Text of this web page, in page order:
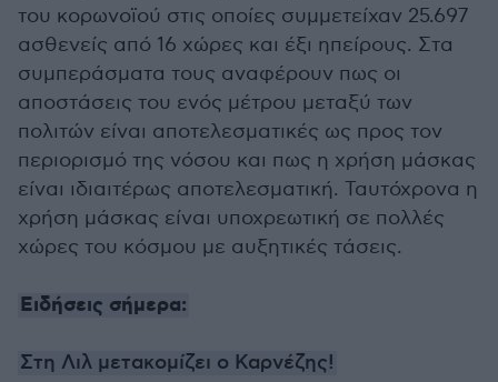
του κορωνοϊού στις οποίες συμμετείχαν 25.697
ασθενείς από 16 χώρες και έξι ηπείρους. Στα
συμπεράσματα τους αναφέρουν πως οι
αποστάσεις του ενός μέτρου μεταξύ των
πολιτών είναι αποτελεσματικές ως προς τον
περιορισμό της νόσου και πως η χρήση μάσκας
είναι ιδιαιτέρως αποτελεσματική. Ταυτόχρονα η
χρήση μάσκας είναι υποχρεωτική σε πολλές
χώρες του κόσμου με αυξητικές τάσεις.
Ειδήσεις σήμερα:
Στη Λιλ μετακομίζει ο Καρνέζης!